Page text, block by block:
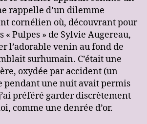
rappelle d’un dilemme
cornélien où, découvrant pour
Pulpes » de Sylvie Augereau,
l’adorable venin au fond de
surhumain. C’était une
oxydée par accident (un
pendant une nuit avait permis
préféré garder discrètement
comme une denrée d’or.